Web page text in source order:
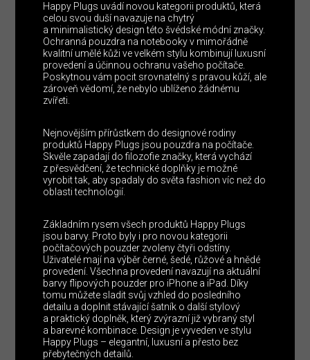
Happy Plugs uvádí novou kategorii produktů, která
celou svou duší navazuje na chytrý
a minimalistický design této švédské módní značky.
Ochranná pouzdra na notebooky v mimořádně
kvalitní umělé kůži ve velkém stylu kombinují luxusní
provedení a účinnou ochranu vašeho počítače.
Poskytnou vám pocit srovnatelný s pravou kůží, ale
zároveň vědomí, že nebylo ublíženo žádnému
zvířeti.
Nejnovějším přírůstkem do designové rodiny
produktů Happy Plugs jsou pouzdra na počítače.
Skvěle zapadají do filozofie značky, která vychází
z přesvědčení, že technické doplňky je možné
vyrobit tak, aby spadaly do světa fashion víc než do
oblasti technologií.
Základním rysem všech produktů Happy Plugs
jsou barvy. Proto byly i pro novou kategorii
počítačových pouzder zvoleny čtyři odstíny.
Uživatelé mají na výběr černé, šedé, růžové a hnědé
provedení. Všechna provedení navazují na aktuální
barvy flipových pouzder pro iPhone a iPad. Díky
tomu můžete sladit svůj vzhled do posledního
detailu a doplnit stávající šatník o další stylový
a praktický doplněk, který zvýrazní již vybraný styl
a barevné kombinace. Design je vyveden ve stylu
Happy Plugs – elegantní, luxusní a přesto bez
přebytečných detailů.